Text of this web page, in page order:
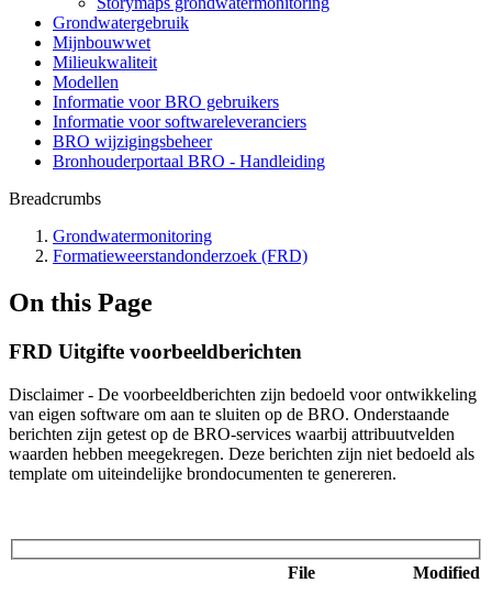
Grondwatergebruik
Mijnbouwwet
Milieukwaliteit
Modellen
Informatie voor BRO gebruikers
Informatie voor softwareleveranciers
BRO wijzigingsbeheer
Bronhouderportaal BRO - Handleiding
Breadcrumbs
Grondwatermonitoring
Formatieweerstandonderzoek (FRD)
On this Page
FRD Uitgifte voorbeeldberichten
Disclaimer - De voorbeeldberichten zijn bedoeld voor ontwikkeling
van eigen software om aan te sluiten op de BRO. Onderstaande
berichten zijn getest op de BRO-services waarbij attribuutvelden
waarden hebben meegekregen. Deze berichten zijn niet bedoeld als
template om uiteindelijke brondocumenten te genereren.
File Modified